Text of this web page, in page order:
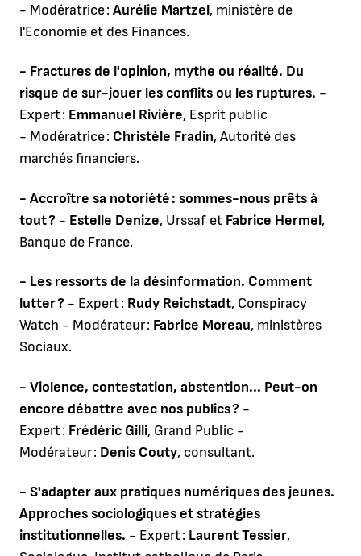
- Modératrice : Aurélie Martzel, ministère de
l'Economie et des Finances.
- Fractures de l'opinion, mythe ou réalité. Du
risque de sur-jouer les conflits ou les ruptures. -
Expert : Emmanuel Rivière, Esprit public
- Modératrice : Christèle Fradin, Autorité des
marchés financiers.
- Accroître sa notoriété : sommes-nous prêts à
tout ? - Estelle Denize, Urssaf et Fabrice Hermel,
Banque de France.
- Les ressorts de la désinformation. Comment
lutter ? - Expert : Rudy Reichstadt, Conspiracy
Watch - Modérateur : Fabrice Moreau, ministères
Sociaux.
- Violence, contestation, abstention... Peut-on
encore débattre avec nos publics ? -
Expert : Frédéric Gilli, Grand Public -
Modérateur : Denis Couty, consultant.
- S'adapter aux pratiques numériques des jeunes.
Approches sociologiques et stratégies
institutionnelles. - Expert : Laurent Tessier,